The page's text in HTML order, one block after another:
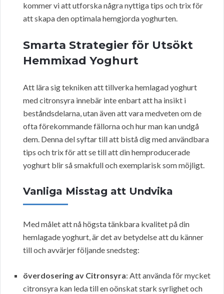
kommer vi att utforska några nyttiga tips och trix för
att skapa den optimala hemgjorda yoghurten.
Smarta Strategier för Utsökt
Hemmixad Yoghurt
Att lära sig tekniken att tillverka hemlagad yoghurt
med citronsyra innebär inte enbart att ha insikt i
beståndsdelarna, utan även att vara medveten om de
ofta förekommande fällorna och hur man kan undgå
dem. Denna del syftar till att bistå dig med användbara
tips och trix för att se till att din hemproducerade
yoghurt blir så smakfull och exemplarisk som möjligt.
Vanliga Misstag att Undvika
Med målet att nå högsta tänkbara kvalitet på din
hemlagade yoghurt, är det av betydelse att du känner
till och avvärjer följande snedsteg:
överdosering av Citronsyra: Att använda för mycket
citronsyra kan leda till en oönskat stark syrlighet och